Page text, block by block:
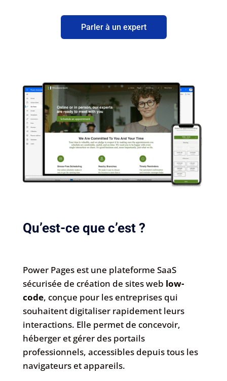
Parler à un expert
Qu’est-ce que c’est ?
Power Pages est une plateforme SaaS
sécurisée de création de sites web low-
code, conçue pour les entreprises qui
souhaitent digitaliser rapidement leurs
interactions. Elle permet de concevoir,
héberger et gérer des portails
professionnels, accessibles depuis tous les
navigateurs et appareils.